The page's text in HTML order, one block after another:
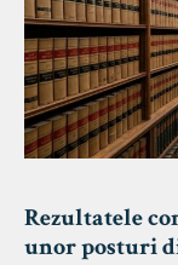
Rezultatele
unor posturi